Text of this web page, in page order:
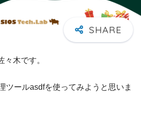
々木です。
ツールasdfを使ってみようと思いま